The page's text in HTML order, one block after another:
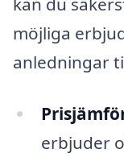
möjliga
anledningar
erbjuder